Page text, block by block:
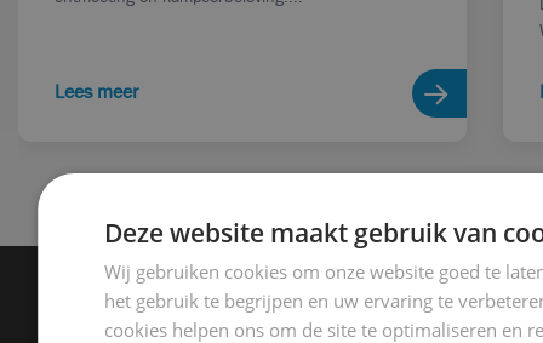
Lees meer
Op de hoogte blijven?
Deze website maakt gebruik van
Wij gebruiken cookies om onze website goed te
het gebruik te begrijpen en uw ervaring te
cookies helpen ons om de site te optimaliseren en